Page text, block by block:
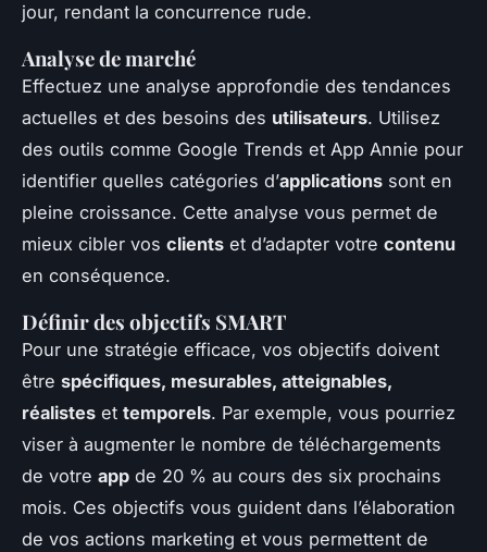
jour, rendant la concurrence rude.
Analyse de marché
Effectuez une analyse approfondie des tendances
actuelles et des besoins des utilisateurs. Utilisez
des outils comme Google Trends et App Annie pour
identifier quelles catégories d’applications sont en
pleine croissance. Cette analyse vous permet de
mieux cibler vos clients et d’adapter votre contenu
en conséquence.
Définir des objectifs SMART
Pour une stratégie efficace, vos objectifs doivent
être spécifiques, mesurables, atteignables,
réalistes et temporels. Par exemple, vous pourriez
viser à augmenter le nombre de téléchargements
de votre app de 20 % au cours des six prochains
mois. Ces objectifs vous guident dans l’élaboration
de vos actions marketing et vous permettent de